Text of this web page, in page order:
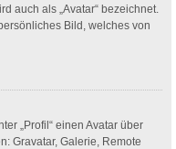
auch als „Avatar“ bezeichnet.
Bild, welches von
„Profil“ einen Avatar über
Gravatar, Galerie, Remote